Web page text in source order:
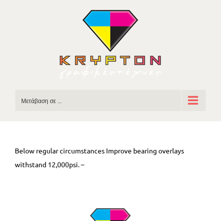
Μετάβαση σε ...
Below regular circumstances Improve bearing overlays
withstand 12,000psi. –